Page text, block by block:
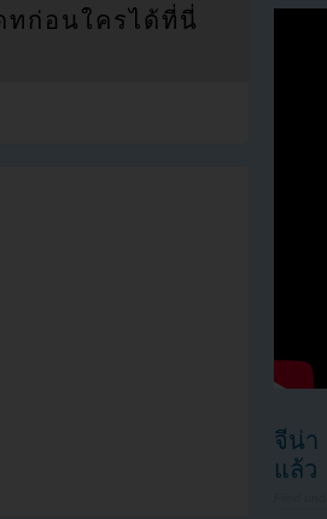
จีน่า
แล้ว
ทก่อนใครได้ที่นี่